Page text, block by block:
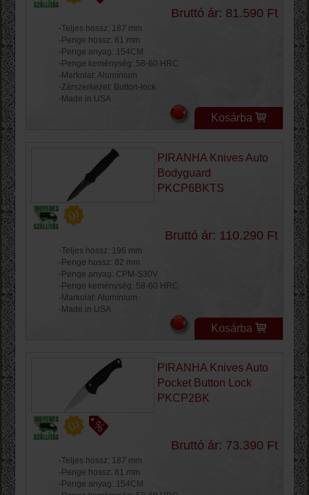
Bruttó ár: 81.590 Ft
-Teljes hossz: 187 mm
-Penge hossz: 81 mm
-Penge anyag: 154CM
-Penge keménység: 58-60 HRC
-Markolat: Alumínium
-Zárszerkezet: Button-lock
-Made in USA
Kosárba
PIRANHA Knives Auto
Bodyguard
PKCP6BKTS
Bruttó ár: 110.290 Ft
-Teljes hossz: 196 mm
-Penge hossz: 82 mm
-Penge anyag: CPM-S30V
-Penge keménység: 58-60 HRC
-Markolat: Alumínium
-Made in USA
Kosárba
PIRANHA Knives Auto
Pocket Button Lock
PKCP2BK
Bruttó ár: 73.390 Ft
-Teljes hossz: 187 mm
-Penge hossz: 81 mm
-Penge anyag: 154CM